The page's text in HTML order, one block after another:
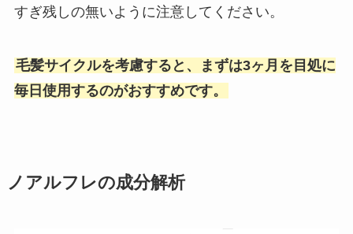
すぎ残しの無いように注意してください。
毛髪サイクルを考慮すると、まずは3ヶ月を目処に
毎日使用するのがおすすめです。
ノアルフレの成分解析